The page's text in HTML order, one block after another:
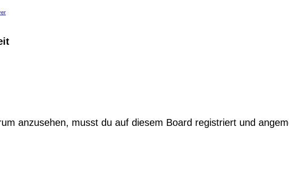
anzusehen, musst du auf diesem Board registriert und